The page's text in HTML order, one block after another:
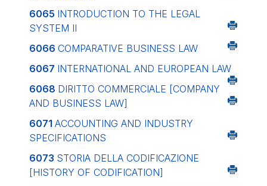
6065 INTRODUCTION TO THE LEGAL
SYSTEM II
6066 COMPARATIVE BUSINESS LAW
6067 INTERNATIONAL AND EUROPEAN LAW
6068 DIRITTO COMMERCIALE [COMPANY
AND BUSINESS LAW]
6071 ACCOUNTING AND INDUSTRY
SPECIFICATIONS
6073 STORIA DELLA CODIFICAZIONE
[HISTORY OF CODIFICATION]